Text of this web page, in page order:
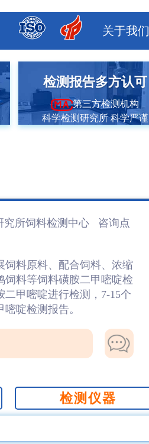
关于我们
检测报告多方认可
第三方检测机构
科学检测研究所 科学严谨
究所饲料检测 中心 咨询点
饲料原料、配合饲料、浓缩
饲料等饲料磺胺二甲嘧啶检
甲嘧啶进行检测，7-15个
啶检测报告。
检测仪器